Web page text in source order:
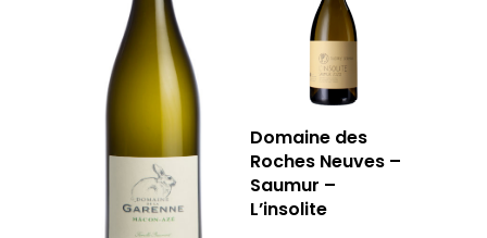
Domaine des
Roches Neuves –
Saumur –
L’insolite
LA CAVE
LA CAVE
LA TABLE